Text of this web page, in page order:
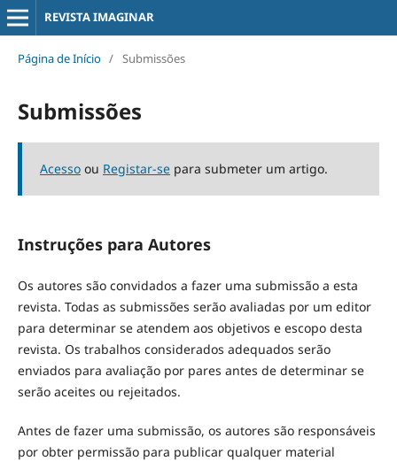
REVISTA IMAGINAR
Página de Início / Submissões
Submissões
Acessoou Registar-separa submeter um artigo.
Instruções para Autores
Os autores são convidados a fazer uma submissão a esta
revista. Todas as submissões serão avaliadas por um editor
para determinar se atendem aos objetivos e escopo desta
revista. Os trabalhos considerados adequados serão
enviados para avaliação por pares antes de determinar se
serão aceites ou rejeitados.
Antes de fazer uma submissão, os autores são responsáveis
por obter permissão para publicar qualquer material